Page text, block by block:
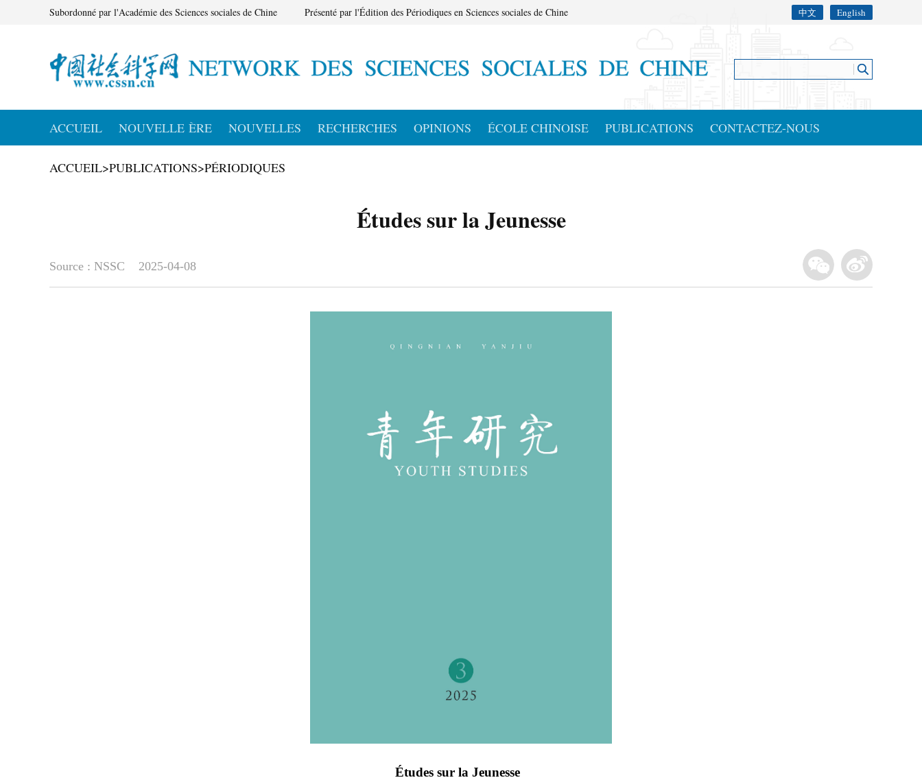
Subordonné par l'Académie des Sciences sociales de Chine Présenté par l'Édition des Périodiques en Sciences sociales de Chine 中文 English
ACCUEIL NOUVELLE ÈRE NOUVELLES RECHERCHES OPINIONS ÉCOLE CHINOISE PUBLICATIONS CONTACTEZ-NOUS
ACCUEIL>PUBLICATIONS>PÉRIODIQUES
Études sur la Jeunesse
Source : NSSC 2025-04-08
Études sur la Jeunesse